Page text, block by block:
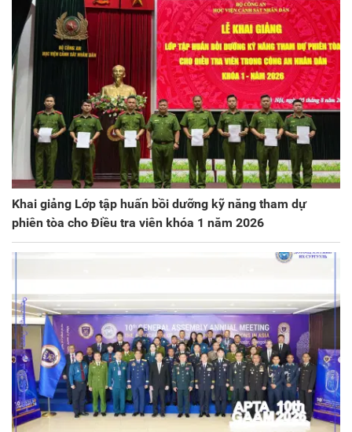
Khai giảng Lớp tập huấn bồi dưỡng kỹ năng tham dự
phiên tòa cho Điều tra viên khóa 1 năm 2026